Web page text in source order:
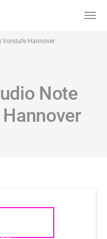
Vorstufe Hannover
Note